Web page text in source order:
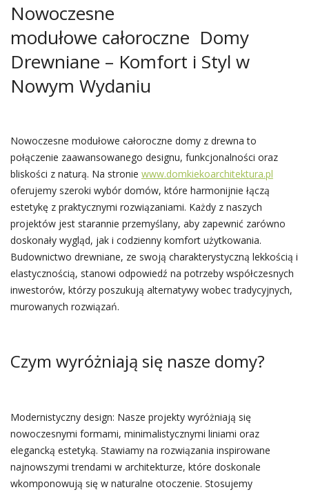
Nowoczesne
modułowe całoroczne Domy
Drewniane – Komfort i Styl w
Nowym Wydaniu
Nowoczesne modułowe całoroczne domy z drewna to
połączenie zaawansowanego designu, funkcjonalności oraz
bliskości z naturą. Na stronie www.domkiekoarchitektura.pl
oferujemy szeroki wybór domów, które harmonijnie łączą
estetykę z praktycznymi rozwiązaniami. Każdy z naszych
projektów jest starannie przemyślany, aby zapewnić zarówno
doskonały wygląd, jak i codzienny komfort użytkowania.
Budownictwo drewniane, ze swoją charakterystyczną lekkością i
elastycznością, stanowi odpowiedź na potrzeby współczesnych
inwestorów, którzy poszukują alternatywy wobec tradycyjnych,
murowanych rozwiązań.
Czym wyróżniają się nasze domy?
Modernistyczny design: Nasze projekty wyróżniają się
nowoczesnymi formami, minimalistycznymi liniami oraz
elegancką estetyką. Stawiamy na rozwiązania inspirowane
najnowszymi trendami w architekturze, które doskonale
wkomponowują się w naturalne otoczenie. Stosujemy